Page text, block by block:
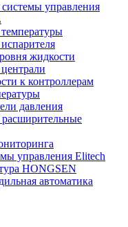
управления
жидкости
к контроллерам
давления
управления Elitech
HONGSEN
автоматика